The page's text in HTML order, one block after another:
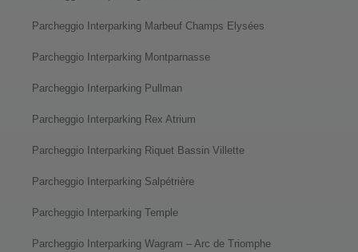
Parcheggio Interparking Marbeuf Champs Elysées
Parcheggio Interparking Montparnasse
Parcheggio Interparking Pullman
Parcheggio Interparking Rex Atrium
Parcheggio Interparking Riquet Bassin Villette
Parcheggio Interparking Salpétrière
Parcheggio Interparking Temple
Parcheggio Interparking Wagram – Arc de Triomphe